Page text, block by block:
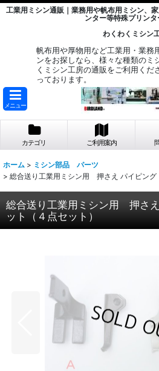
工業用ミシン通販｜業務用や帆布用ミシン、
ンター等特殊プリンタ
わくわくミシン
帆布用や厚物用など工業用・業務
ンをお探しなら、様々な種類のミ
くミシン工房の通販をご利用くだ
っております。
メニュー
カテゴリ ご利用案内
ホーム > ミシン部品 パーツ
> 総合送り工業用ミシン用 押さえ パイピング
総合送り工業用ミシン用 押さ
ット（４点セット）